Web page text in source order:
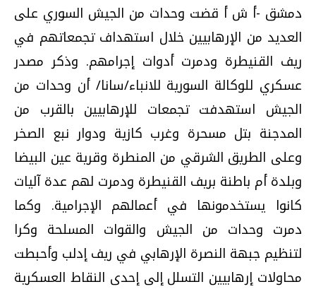
دمشق -أ ش أ قضت وحدات من الجيش السوري على
العديد من الإرهابيين خلال استهداف تجمعاتهم في
ريف القنيطرة ودمرت أدوات إجرامهم. وذكر مصدر
عسكري للوكالة السورية للانباء/سانا/ أن وحدات من
الجيش استهدفت تجمعات للإرهابيين بالقرب من
المدجنة بتل مسحرة وغرب كازية ودوار نبع الصخر
وعلى الطريق الشرقي من المنطرة وقرية عين البيضا
وبلدة أم باطنة بريف القنيطرة ودمرت لهم عدة آليات
كانوا يستخدمونها في أعمالهم الإجرامية. وكما
دمرت وحدات من الجيش والقوات المسلحة وكرا
لتنظيم جبهة النصرة الإرهابي في ريف إدلب وأحبطت
محاولات إرهابيين التسلل إلى إحدى النقاط العسكرية